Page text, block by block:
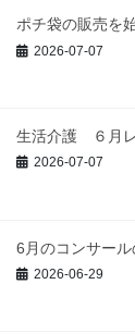
ポチ袋の販売を
2026-07-07
生活介護 ６月
2026-07-07
6月のコンサール
2026-06-29